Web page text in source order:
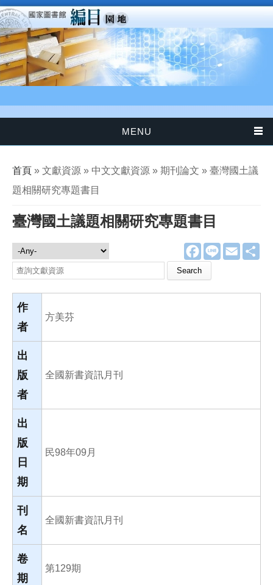
移至主內容
MENU
您在這裡
首頁 » 文獻資源 » 中文文獻資源 » 期刊論文 » 臺灣國土議
題相關研究專題書目
臺灣國土議題相關研究專題書目
F
a
e
o
L
E
m
文獻資源
Search this site
作
者
方美芬
出
版
者
全國新書資訊月刊
出
版
日
期
民98年09月
刊
名
全國新書資訊月刊
卷
期
第129期